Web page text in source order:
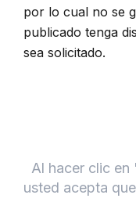
por lo cual no se
publicado tenga
sea solicitado.